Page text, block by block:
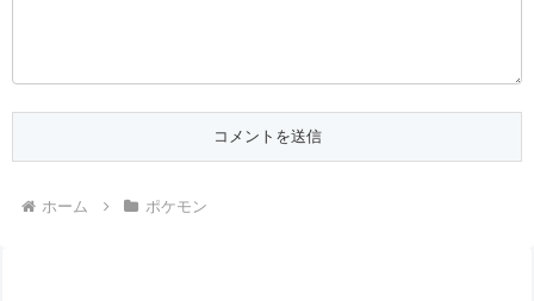
ホーム ポケモン